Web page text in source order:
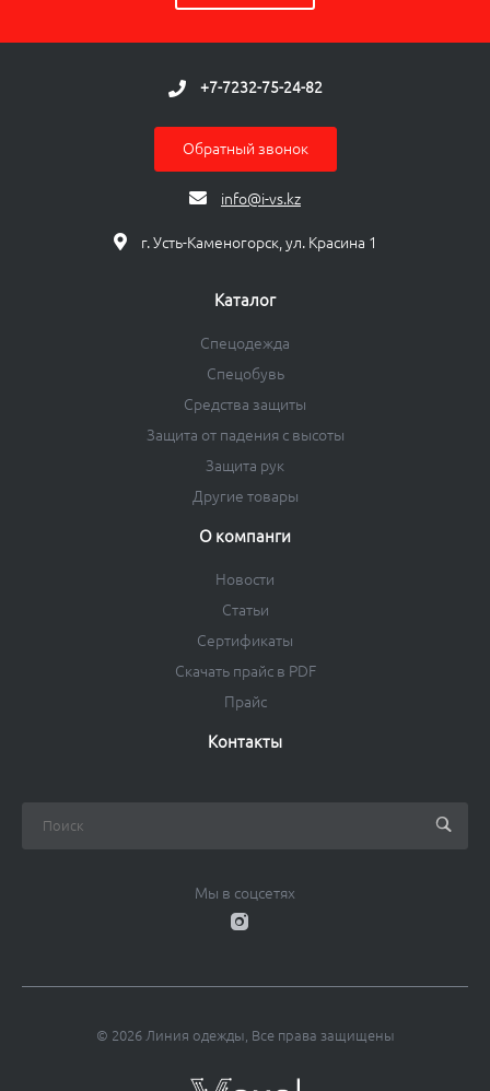
+7-7232-75-24-82
Обратный звонок
info@i-vs.kz
г. Усть-Каменогорск, ул. Красина 1
Каталог
Спецодежда
Спецобувь
Средства защиты
Защита от падения с высоты
Защита рук
Другие товары
О компанги
Новости
Статьи
Сертификаты
Скачать прайс в PDF
Прайс
Контакты
Мы в соцсетях
© 2026 Линия одежды, Все права защищены